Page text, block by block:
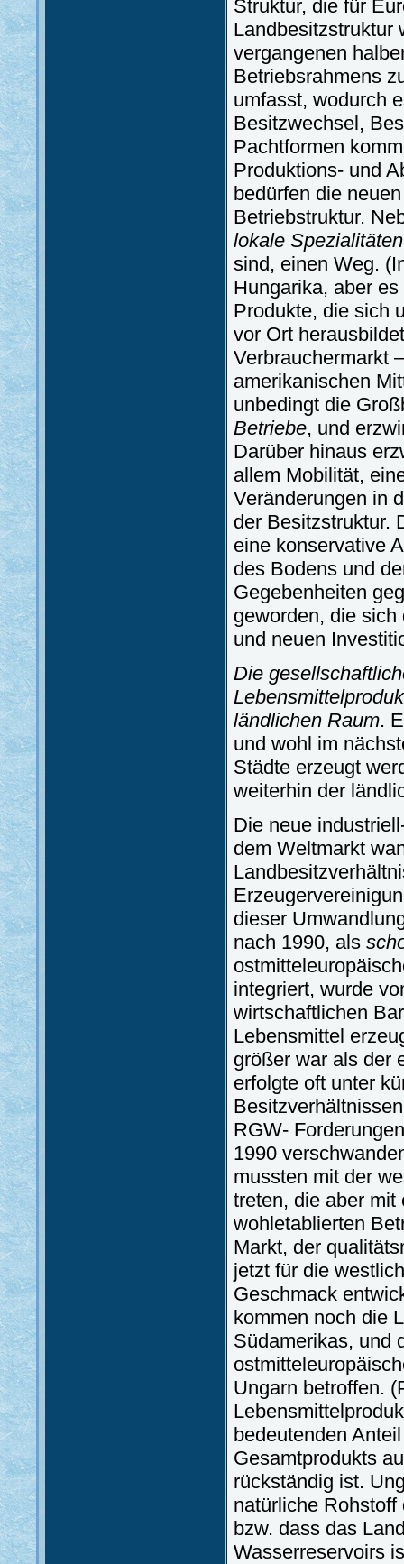
Struktur, die für
Landbesitzstruktur
vergangenen
Betriebsrahmens
umfasst, wodurch
Besitzwechsel,
Pachtformen
Produktions- und
bedürfen die
Betriebstruktur.
lokale Spezialitäten
sind, einen Weg.
Hungarika, aber
Produkte, die sich
vor Ort
Verbrauchermarkt
amerikanischen
unbedingt die
Betriebe, und
Darüber hinaus
allem Mobilität,
Veränderungen in
der Besitzstruktur.
eine konservative
des Bodens und
Gegebenheiten
geworden, die
und neuen
Die
ländlichen Raum.
und wohl im
Städte erzeugt
weiterhin der
Die neue
dem Weltmarkt
dieser
nach 1990, als
integriert, wurde
wirtschaftlichen
Lebensmittel
größer war als der
erfolgte oft unter
RGW-
1990
mussten mit der
treten, die aber mit
wohletablierten
Markt, der
jetzt für die
Geschmack
kommen noch die
Südamerikas, und
Ungarn betroffen.
bedeutenden
Gesamtprodukts
rückständig ist.
natürliche
bzw. dass das
Wasserreservoirs